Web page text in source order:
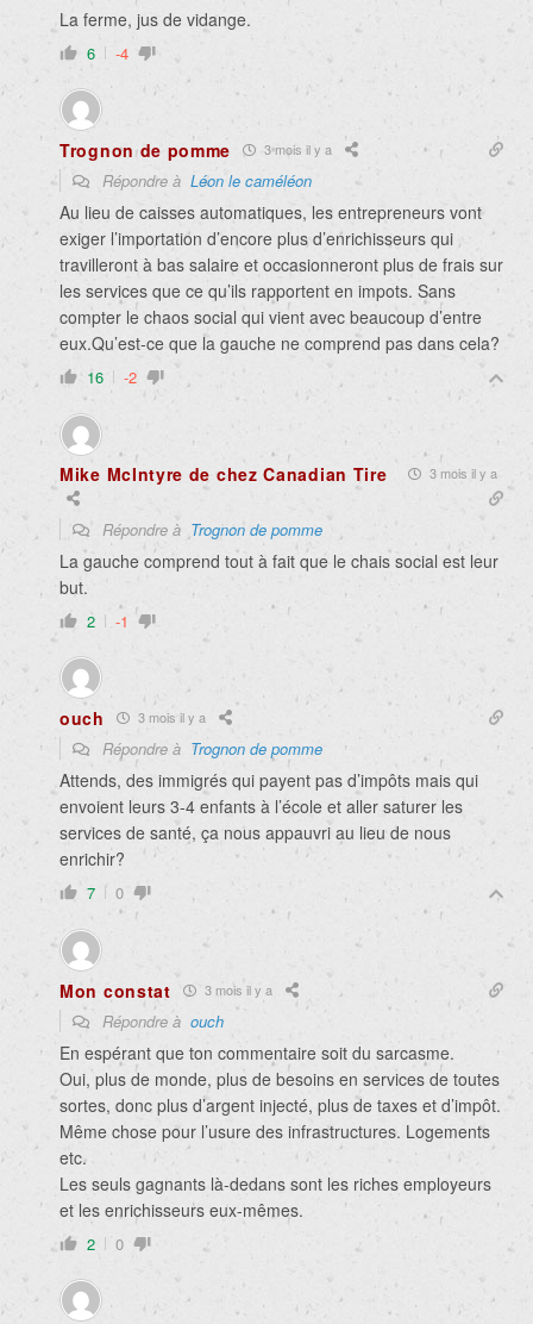
La ferme, jus de vidange.
6 -4
Trognon de pomme 3 mois il y a
Répondre à Léon le caméléon
Au lieu de caisses automatiques, les entrepreneurs vont
exiger l’importation d’encore plus d’enrichisseurs qui
travilleront à bas salaire et occasionneront plus de frais sur
les services que ce qu’ils rapportent en impots. Sans
compter le chaos social qui vient avec beaucoup d’entre
eux.Qu’est-ce que la gauche ne comprend pas dans cela?
16 -2
Mike McIntyre de chez Canadian Tire 3 mois il y a
Répondre à Trognon de pomme
La gauche comprend tout à fait que le chais social est leur
but.
2 -1
ouch 3 mois il y a
Répondre à Trognon de pomme
Attends, des immigrés qui payent pas d’impôts mais qui
envoient leurs 3-4 enfants à l’école et aller saturer les
services de santé, ça nous appauvri au lieu de nous
enrichir?
7 0
Mon constat 3 mois il y a
Répondre à ouch
En espérant que ton commentaire soit du sarcasme.
Oui, plus de monde, plus de besoins en services de toutes
sortes, donc plus d’argent injecté, plus de taxes et d’impôt.
Même chose pour l’usure des infrastructures. Logements
etc.
Les seuls gagnants là-dedans sont les riches employeurs
et les enrichisseurs eux-mêmes.
2 0